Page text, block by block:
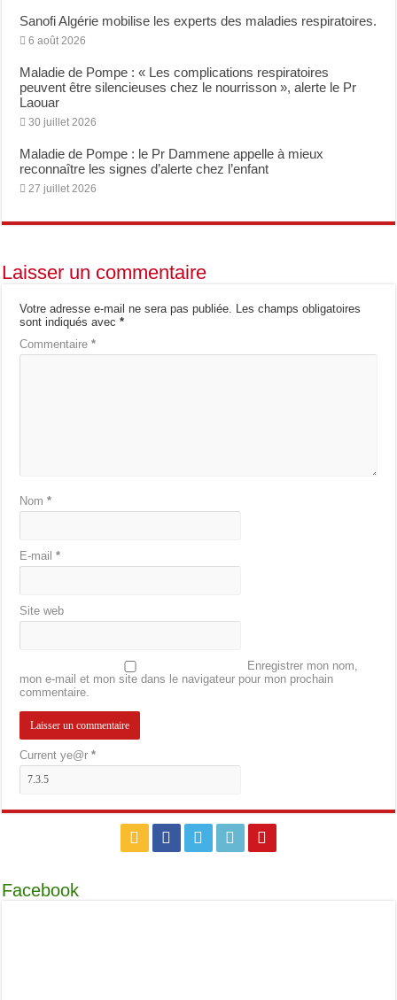
Sanofi Algérie mobilise les experts des maladies respiratoires.
6 août 2026
Maladie de Pompe : « Les complications respiratoires
peuvent être silencieuses chez le nourrisson », alerte le Pr
Laouar
30 juillet 2026
Maladie de Pompe : le Pr Dammene appelle à mieux
reconnaître les signes d’alerte chez l’enfant
27 juillet 2026
Laisser un commentaire
Votre adresse e-mail ne sera pas publiée. Les champs obligatoires
sont indiqués avec*
Commentaire*
Nom*
E-mail*
Site web
Enregistrer mon nom,
mon e-mail et mon site dans le navigateur pour mon prochain
commentaire.
Current ye@r*
Facebook